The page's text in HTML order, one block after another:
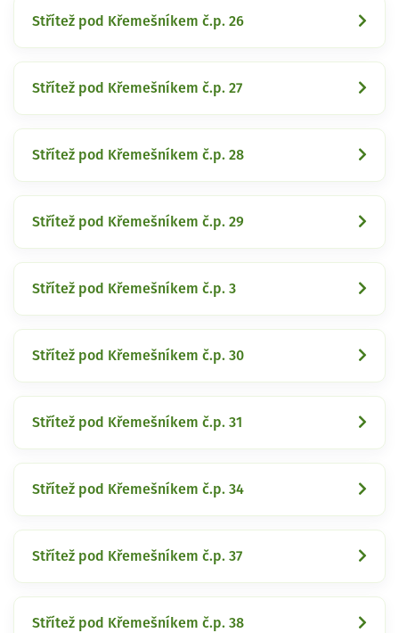
Střítež pod Křemešníkem č.p. 26
Střítež pod Křemešníkem č.p. 27
Střítež pod Křemešníkem č.p. 28
Střítež pod Křemešníkem č.p. 29
Střítež pod Křemešníkem č.p. 3
Střítež pod Křemešníkem č.p. 30
Střítež pod Křemešníkem č.p. 31
Střítež pod Křemešníkem č.p. 34
Střítež pod Křemešníkem č.p. 37
Střítež pod Křemešníkem č.p. 38